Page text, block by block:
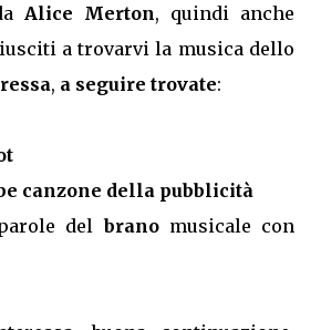
Alice Merton, quindi anche
a trovarvi la musica dello
, a seguire trovate:
canzone della pubblicità
delbranomusicale con